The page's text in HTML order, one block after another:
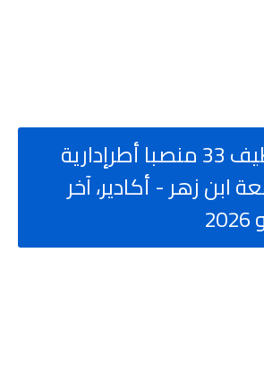
مباريات توظيف 33 منصبا أطرإدارية
ابن زهر - أكادير، آخر